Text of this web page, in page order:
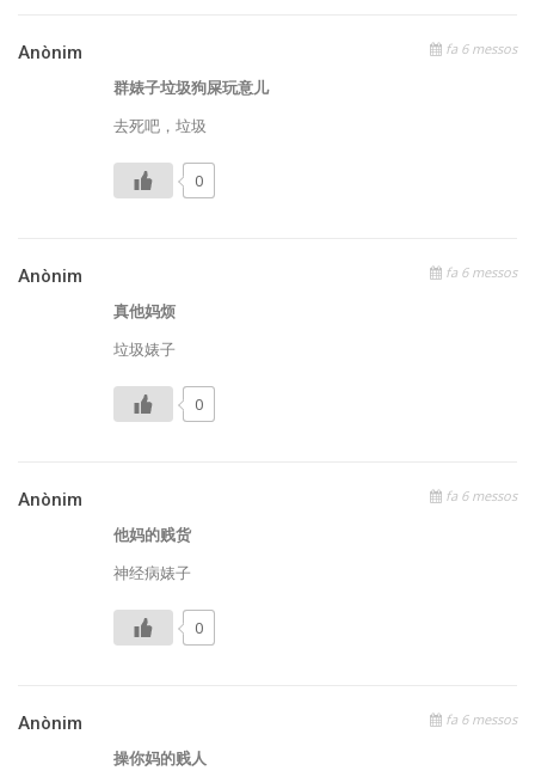
Anònim fa 6 messos
群婊子垃圾狗屎玩意儿
去死吧，垃圾
0
Anònim fa 6 messos
真他妈烦
垃圾婊子
0
Anònim fa 6 messos
他妈的贱货
神经病婊子
0
Anònim fa 6 messos
操你妈的贱人